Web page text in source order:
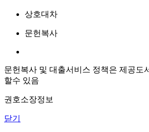
상호대차
문헌복사
문헌복사 및 대출서비스 정책은 제공도
할수 있음
권호소장정보
닫기